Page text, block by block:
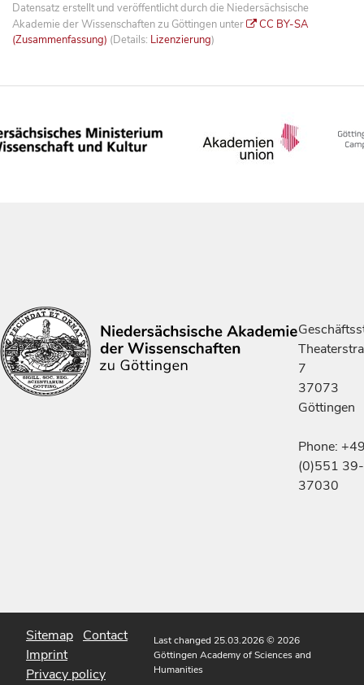
Datensatz erstellt und veröffentlicht durch die Niedersächsische
Akademie der Wissenschaften zu Göttingen unter
CC BY-SA
(Zusammenfassung) (Details: Lizenzierung)
7
37073
Göttingen
Phone:
(0)551 39-
37030
Sitemap Contact
Imprint
Privacy policy
Last changed 25.03.2026© 2026
Göttingen Academy of Sciences and
Humanities